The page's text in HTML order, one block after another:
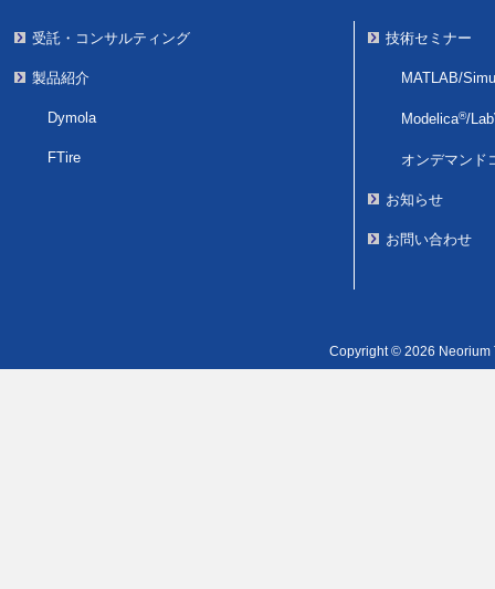
受託・コンサルティング
製品紹介
Dymola
FTire
技術セミナー
MATLAB/
Modelica®/
オンデマンド
お知らせ
お問い合わせ
Copyright © 2026 Neorium